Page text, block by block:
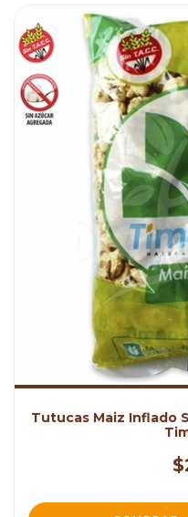
Tutucas Maiz Inflado